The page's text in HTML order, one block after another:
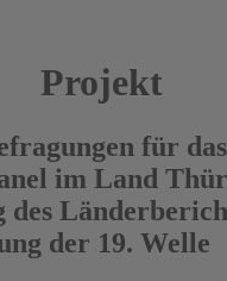
Projekt
für das
im Land
des
der 19. Welle